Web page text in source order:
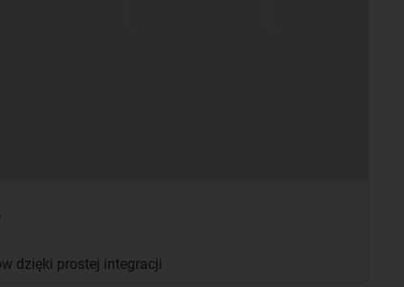
dzięki prostej integracji